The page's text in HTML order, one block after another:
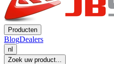
Producten
BlogDealers
nl
Zoek uw product...